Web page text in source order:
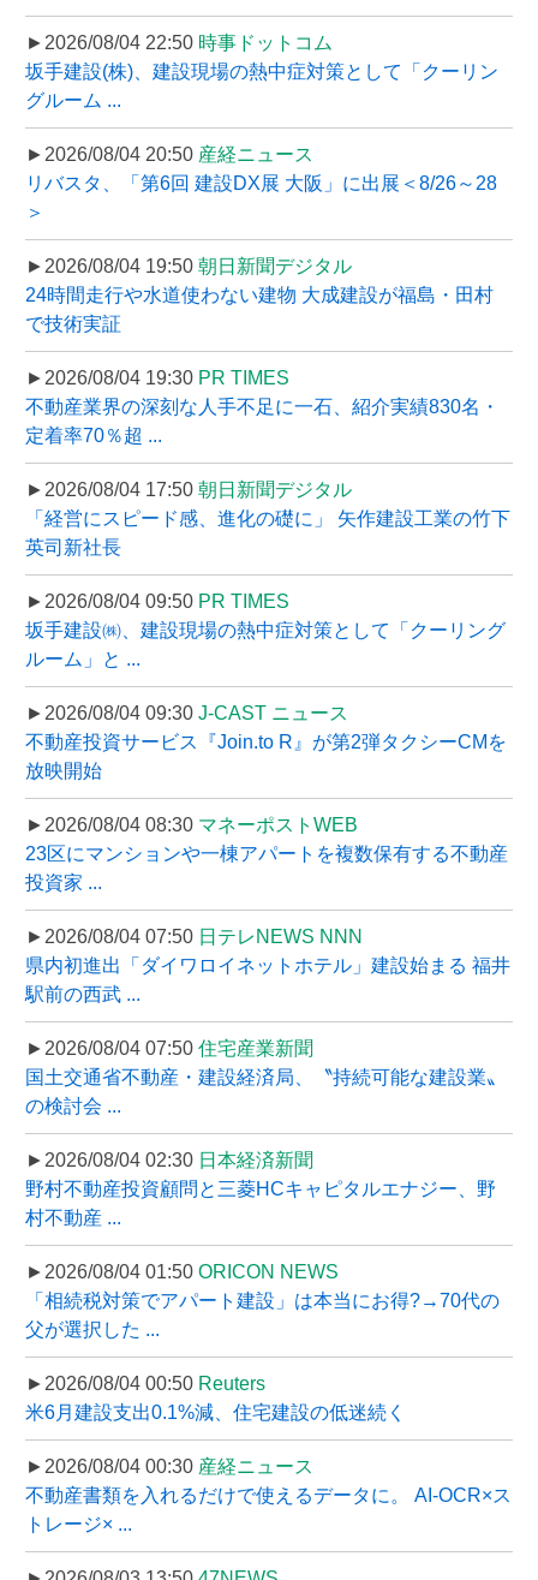
►2026/08/04 22:50 時事ドットコム
坂手建設(株)、建設現場の熱中症対策として「クーリン
グルーム ...
►2026/08/04 20:50 産経ニュース
リバスタ、「第6回 建設DX展 大阪」に出展＜8/26～28
＞
►2026/08/04 19:50 朝日新聞デジタル
24時間走行や水道使わない建物 大成建設が福島・田村
で技術実証
►2026/08/04 19:30 PR TIMES
不動産業界の深刻な人手不足に一石、紹介実績830名・
定着率70％超 ...
►2026/08/04 17:50 朝日新聞デジタル
「経営にスピード感、進化の礎に」 矢作建設工業の竹下
英司新社長
►2026/08/04 09:50 PR TIMES
坂手建設㈱、建設現場の熱中症対策として「クーリング
ルーム」と ...
►2026/08/04 09:30 J-CAST ニュース
不動産投資サービス『Join.to R』が第2弾タクシーCMを
放映開始
►2026/08/04 08:30 マネーポストWEB
23区にマンションや一棟アパートを複数保有する不動産
投資家 ...
►2026/08/04 07:50 日テレNEWS NNN
県内初進出「ダイワロイネットホテル」建設始まる 福井
駅前の西武 ...
►2026/08/04 07:50 住宅産業新聞
国土交通省不動産・建設経済局、〝持続可能な建設業〟
の検討会 ...
►2026/08/04 02:30 日本経済新聞
野村不動産投資顧問と三菱HCキャピタルエナジー、野
村不動産 ...
►2026/08/04 01:50 ORICON NEWS
「相続税対策でアパート建設」は本当にお得?→70代の
父が選択した ...
►2026/08/04 00:50 Reuters
米6月建設支出0.1%減、住宅建設の低迷続く
►2026/08/04 00:30 産経ニュース
不動産書類を入れるだけで使えるデータに。 AI-OCR×ス
トレージ× ...